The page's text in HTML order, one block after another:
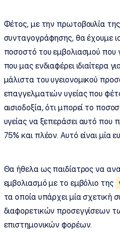
Φέτος, με την πρωτοβουλία
συνταγογράφησης, θα έχουμε
ποσοστό του εμβολιασμού που
που μας ενδιαφέρει ιδιαίτερα
μάλιστα του υγειονομικού
επαγγελματιών υγείας που
αισιοδοξία, ότι μπορεί το
υγείας να ξεπεράσει αυτό που
75% και πλέον. Αυτό είναι μία
Θα ήθελα ως παιδίατρος να
εμβολιασμό με το εμβόλιο της
τα οποία υπάρχει μία σχετική
διαφορετικών προσεγγίσεων
επιστημονικών φορέων.